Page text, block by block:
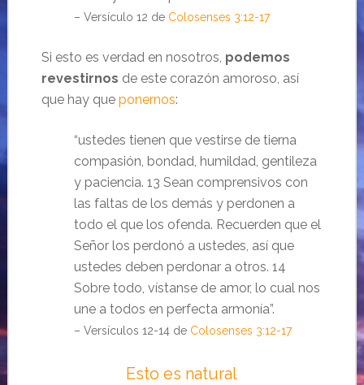
– Versículo 12 de Colosenses 3:12-17
Si esto es verdad en nosotros, podemos
revestirnos de este corazón amoroso, así
que hay que ponernos:
“ustedes tienen que vestirse de tierna
compasión, bondad, humildad, gentileza
y paciencia. 13 Sean comprensivos con
las faltas de los demás y perdonen a
todo el que los ofenda. Recuerden que el
Señor los perdonó a ustedes, así que
ustedes deben perdonar a otros. 14
Sobre todo, vístanse de amor, lo cual nos
une a todos en perfecta armonía”.
– Versículos 12-14 de Colosenses 3:12-17
Esto es natural